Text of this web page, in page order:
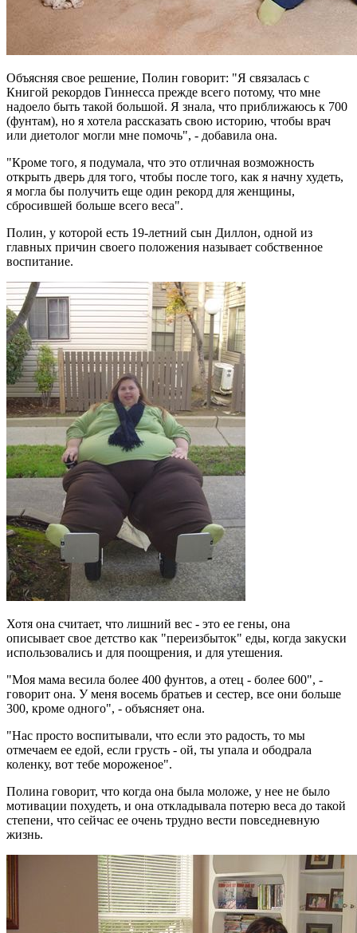
Объясняя свое решение, Полин говорит: "Я связалась с
Книгой рекордов Гиннесса прежде всего потому, что мне
надоело быть такой большой. Я знала, что приближаюсь к 700
(фунтам), но я хотела рассказать свою историю, чтобы врач
или диетолог могли мне помочь", - добавила она.
"Кроме того, я подумала, что это отличная возможность
открыть дверь для того, чтобы после того, как я начну худеть,
я могла бы получить еще один рекорд для женщины,
сбросившей больше всего веса".
Полин, у которой есть 19-летний сын Диллон, одной из
главных причин своего положения называет собственное
воспитание.
Хотя она считает, что лишний вес - это ее гены, она
описывает свое детство как "переизбыток" еды, когда закуски
использовались и для поощрения, и для утешения.
"Моя мама весила более 400 фунтов, а отец - более 600", -
говорит она. У меня восемь братьев и сестер, все они больше
300, кроме одного", - объясняет она.
"Нас просто воспитывали, что если это радость, то мы
отмечаем ее едой, если грусть - ой, ты упала и ободрала
коленку, вот тебе мороженое".
Полина говорит, что когда она была моложе, у нее не было
мотивации похудеть, и она откладывала потерю веса до такой
степени, что сейчас ее очень трудно вести повседневную
жизнь.